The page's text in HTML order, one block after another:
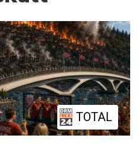
TOTAL